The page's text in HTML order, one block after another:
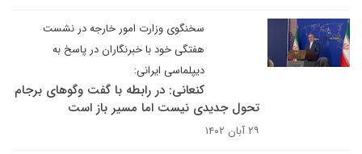
سخنگوی وزارت امور خارجه در نشست
هفتگی خود با خبرنگاران در پاسخ به
دیپلماسی ایرانی:
کنعانی: در رابطه با گفت وگوهای برجام
تحول جدیدی نیست اما مسیر باز است
۲۹ آبان ۱۴۰۲